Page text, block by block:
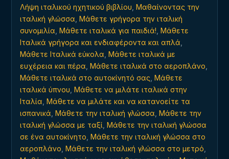
Λήψη ιταλικού ηχητικού βιβλίου Μαθαίνοντας την
ιταλική γλώσσα Μάθετε γρήγορα την ιταλική
συνομιλία Μάθετε ιταλικά για παιδιά! Μάθετε
Ιταλικά γρήγορα και ενδιαφέροντα και απλά
Μάθετε Ιταλικά εύκολα Μάθετε ιταλικά με
ευχέρεια και πέρα Μάθετε ιταλικά στο αεροπλάνο
Μάθετε ιταλικά στο αυτοκίνητό σας Μάθετε
ιταλικά ύπνου Μάθετε να μιλάτε ιταλικά στην
Ιταλία Μάθετε να μιλάτε και να κατανοείτε τα
ισπανικά Μάθετε την ιταλική γλώσσα Μάθετε την
ιταλική γλώσσα με ταξί Μάθετε την ιταλική γλώσσα
σε ένα αυτοκίνητο Μάθετε την ιταλική γλώσσα στο
αεροπλάνο Μάθετε την ιταλική γλώσσα στο μετρό